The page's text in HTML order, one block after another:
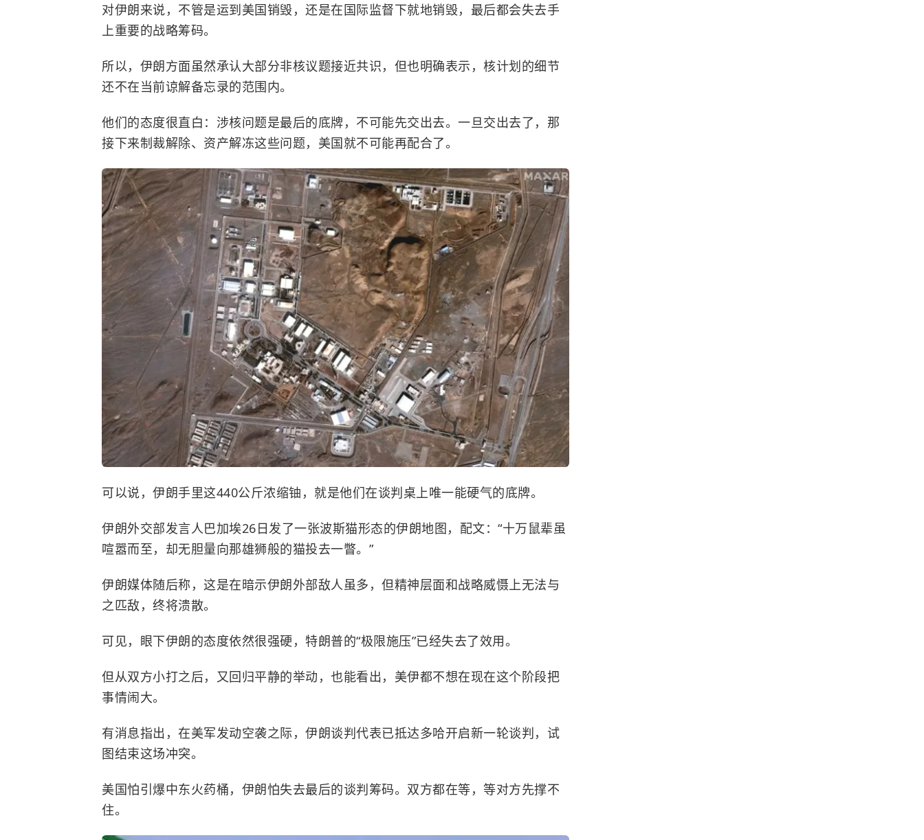
对伊朗来说，不管是运到美国销毁，还是在国际监督下就地销毁，最后都会失去手
上重要的战略筹码。
所以，伊朗方面虽然承认大部分非核议题接近共识，但也明确表示，核计划的细节
还不在当前谅解备忘录的范围内。
他们的态度很直白：涉核问题是最后的底牌，不可能先交出去。一旦交出去了，那
接下来制裁解除、资产解冻这些问题，美国就不可能再配合了。
可以说，伊朗手里这440公斤浓缩铀，就是他们在谈判桌上唯一能硬气的底牌。
伊朗外交部发言人巴加埃26日发了一张波斯猫形态的伊朗地图，配文：“十万鼠辈虽
喧嚣而至，却无胆量向那雄狮般的猫投去一瞥。”
伊朗媒体随后称，这是在暗示伊朗外部敌人虽多，但精神层面和战略威慑上无法与
之匹敌，终将溃散。
可见，眼下伊朗的态度依然很强硬，特朗普的“极限施压”已经失去了效用。
但从双方小打之后，又回归平静的举动，也能看出，美伊都不想在现在这个阶段把
事情闹大。
有消息指出，在美军发动空袭之际，伊朗谈判代表已抵达多哈开启新一轮谈判，试
图结束这场冲突。
美国怕引爆中东火药桶，伊朗怕失去最后的谈判筹码。双方都在等，等对方先撑不
住。